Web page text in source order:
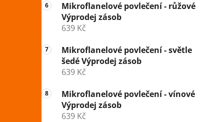
Mikroflanelové povlečení - růžové
Výprodej zásob
639 Kč
Mikroflanelové povlečení - světle
šedé Výprodej zásob
639 Kč
Mikroflanelové povlečení - vínové
Výprodej zásob
639 Kč